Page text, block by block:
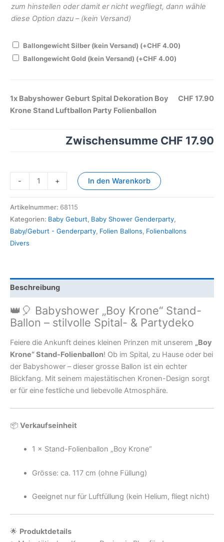
zum hinstellen oder damit er nicht wegfliegt, dann wähle
diese Option dazu – (kein Versand)
Ballongewicht Silber (kein Versand) (+CHF 4.00)
Ballongewicht Gold (kein Versand) (+CHF 4.00)
1x Babyshower Geburt Spital Dekoration Boy
Krone Stand Luftballon Party Folienballon
CHF 17.90
Zwischensumme CHF 17.90
- + In den Warenkorb
Artikelnummer: 68115
Kategorien: Baby Geburt, Baby Shower Genderparty,
Baby/Geburt - Genderparty, Folien Ballons, Folienballons
Divers
Beschreibung
👑🎈 Babyshower „Boy Krone“ Stand-
Ballon – stilvolle Spital- & Partydeko
Feiere die Ankunft deines kleinen Prinzen mit unserem „Boy
Krone“ Stand-Folienballon! Ob im Spital, zu Hause oder bei
der Babyshower – dieser grosse Ballon ist ein echter
Blickfang. Mit seinem majestätischen Kronen-Design sorgt
er für eine festliche und liebevolle Atmosphäre.
📦 Verkaufseinheit
1 × Stand-Folienballon „Boy Krone“
Grösse: ca. 117 cm (ohne Füllung)
Geeignet nur für Luftfüllung (kein Helium, fliegt nicht)
🌟 Produktdetails